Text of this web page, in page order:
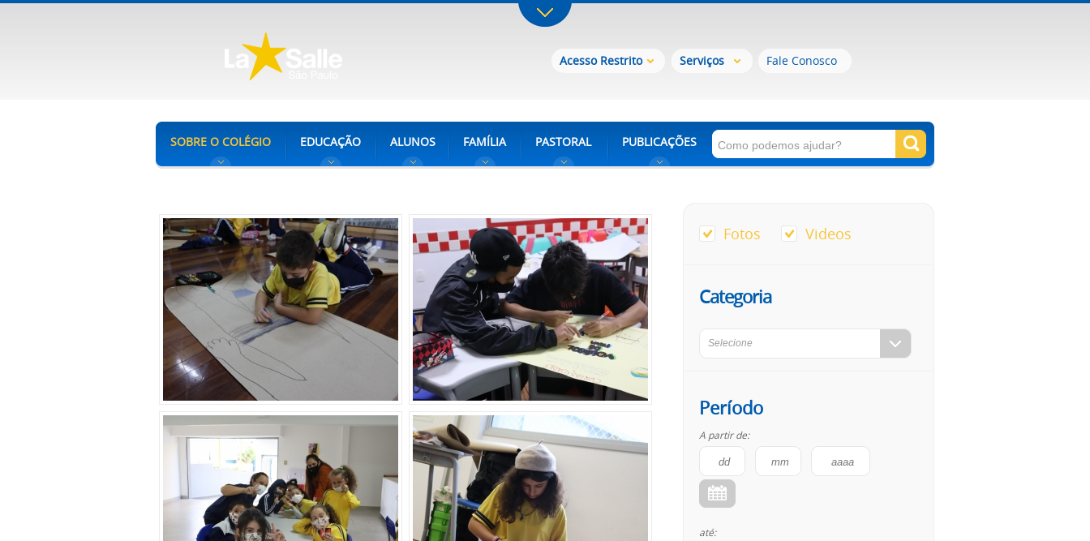
Acesso Restrito Serviços Fale Conosco
SOBRE O COLÉGIO EDUCAÇÃO ALUNOS FAMÍLIA PASTORAL PUBLICAÇÕES
Fotos Videos
Categoria
Selecione
Período
A partir de:
até: